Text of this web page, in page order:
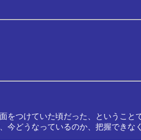
つけていた頃だった、ということ
今どうなっているのか、把握できな